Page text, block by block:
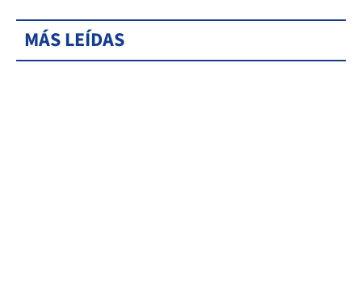
MÁS LEÍDAS